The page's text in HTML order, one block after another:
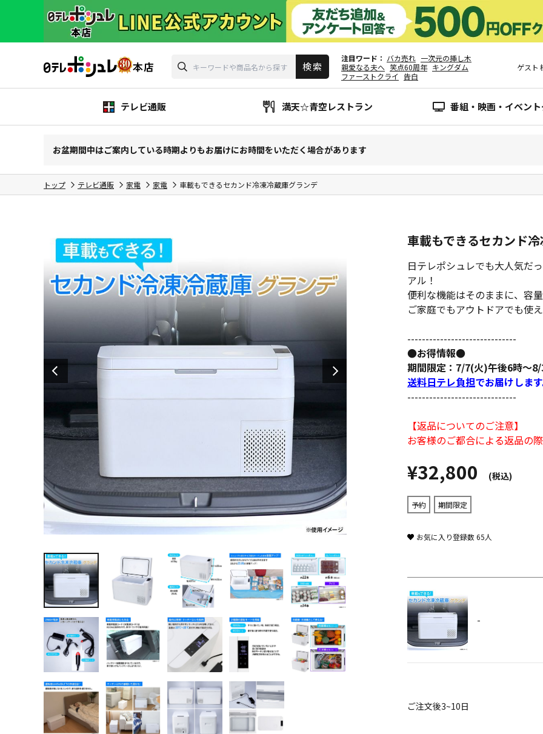
注目ワード バカ売れ 一次元の挿し木
親愛なる夫へ 笑点60周年 キングダム
ファーストクライ
告白
ゲスト
テレビ通販 満天☆青空レストラン 番組・映画・イベン
お盆期間中はご案内している時期よりもお届けにお時間をいただく場合があります
トップ テレビ通販 家電 家電 車載もできるセカンド冷凍冷蔵庫グランデ
車載もできるセカンド
日テレポシュレでも大人気だ
アル！
便利な機能はそのままに、容
ご家庭でもアウトドアでも使
------------------------------
●お得情報●
期間限定：7/7(火)午後6時～
送料日テレ負担でお届けしま
------------------------------
【返品についてのご注意】
お客様のご都合による返品の
¥32,800 (税込)
予約 期間限定
お気に入り登録数65人
-
ご注文後3~10日